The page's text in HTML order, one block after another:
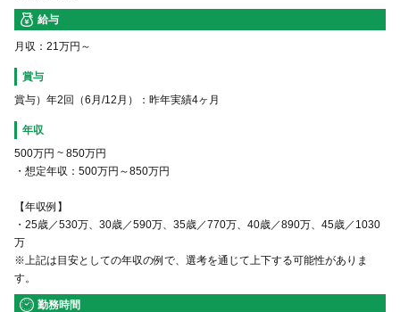
給与
月収：21万円～
賞与
賞与）年2回（6月/12月）：昨年実績4ヶ月
年収
500万円 ~ 850万円
・想定年収：500万円～850万円
【年収例】
・25歳／530万、30歳／590万、35歳／770万、40歳／890万、45歳／1030
万
※上記は目安としての年収の例で、選考を通じて上下する可能性がありま
す。
勤務時間